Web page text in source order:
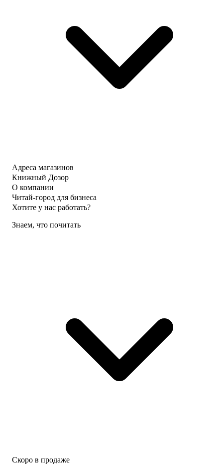
Адреса магазинов
Книжный Дозор
О компании
Читай-город для бизнеса
Хотите у нас работать?
Знаем, что почитать
Скоро в продаже